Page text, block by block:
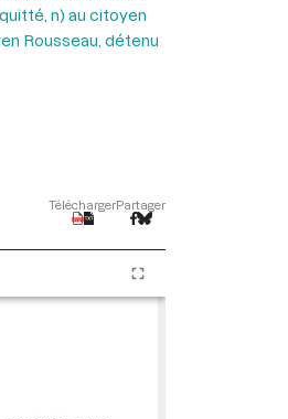
n) au citoyen
Rousseau, détenu
TéléchargerPartager